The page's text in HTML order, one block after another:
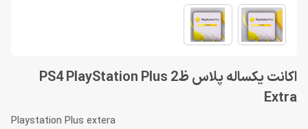
اکانت یکساله پلاس ظ2 PS4 PlayStation Plus
Extra
Playstation Plus extera